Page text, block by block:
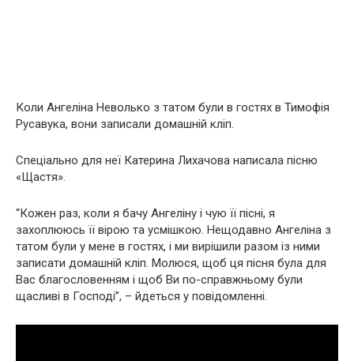
Коли Ангеліна Неволько з татом були в гостях в Тимофія
Русавука, вони записали домашній кліп.
Спеціально для неї Катерина Лихачова написала пісню
«Щастя».
“Кожен раз, коли я бачу Ангеліну і чую її пісні, я
захоплююсь її вірою та усмішкою. Нещодавно Ангеліна з
татом були у мене в гостях, і ми вирішили разом із ними
записати домашній кліп. Молюся, щоб ця пісня була для
Вас благословенням і щоб Ви по-справжньому були
щасливі в Господі”, – йдеться у повідомленні.